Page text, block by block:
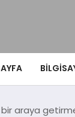
araya